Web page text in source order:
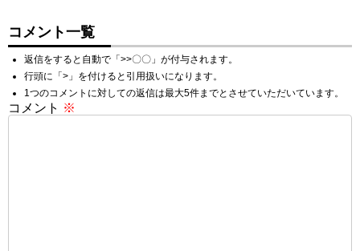
コメント一覧
返信をすると自動で「>>〇〇」が付与されます。
行頭に「>」を付けると引用扱いになります。
1つのコメントに対しての返信は最大5件までとさせていただいています。
コメント ※